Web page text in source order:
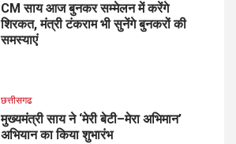
CM साय आज बुनकर सम्मेलन में करेंगे
शिरकत, मंत्री टंकराम भी सुनेंगे बुनकरों की
समस्याएं
छत्तीसगढ
मुख्यमंत्री साय ने ‘मेरी बेटी–मेरा अभिमान’
अभियान का किया शुभारंभ